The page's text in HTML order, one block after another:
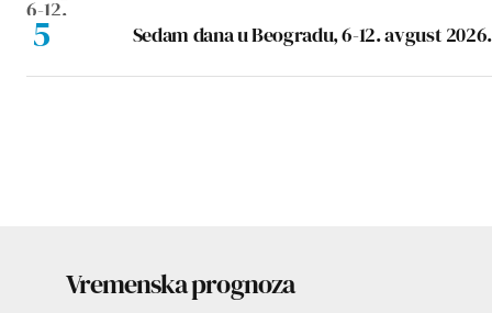
Sedam dana u Beogradu, 6-12. avgust 2026.
Vremenska prognoza